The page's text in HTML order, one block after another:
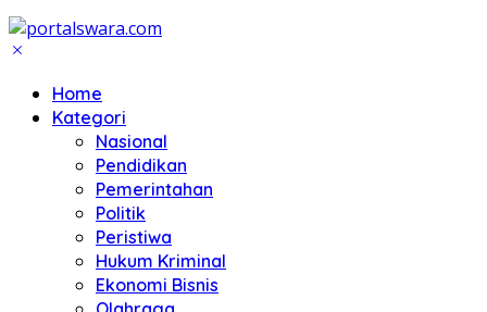
Home
Kategori
Nasional
Pendidikan
Pemerintahan
Politik
Peristiwa
Hukum Kriminal
Ekonomi Bisnis